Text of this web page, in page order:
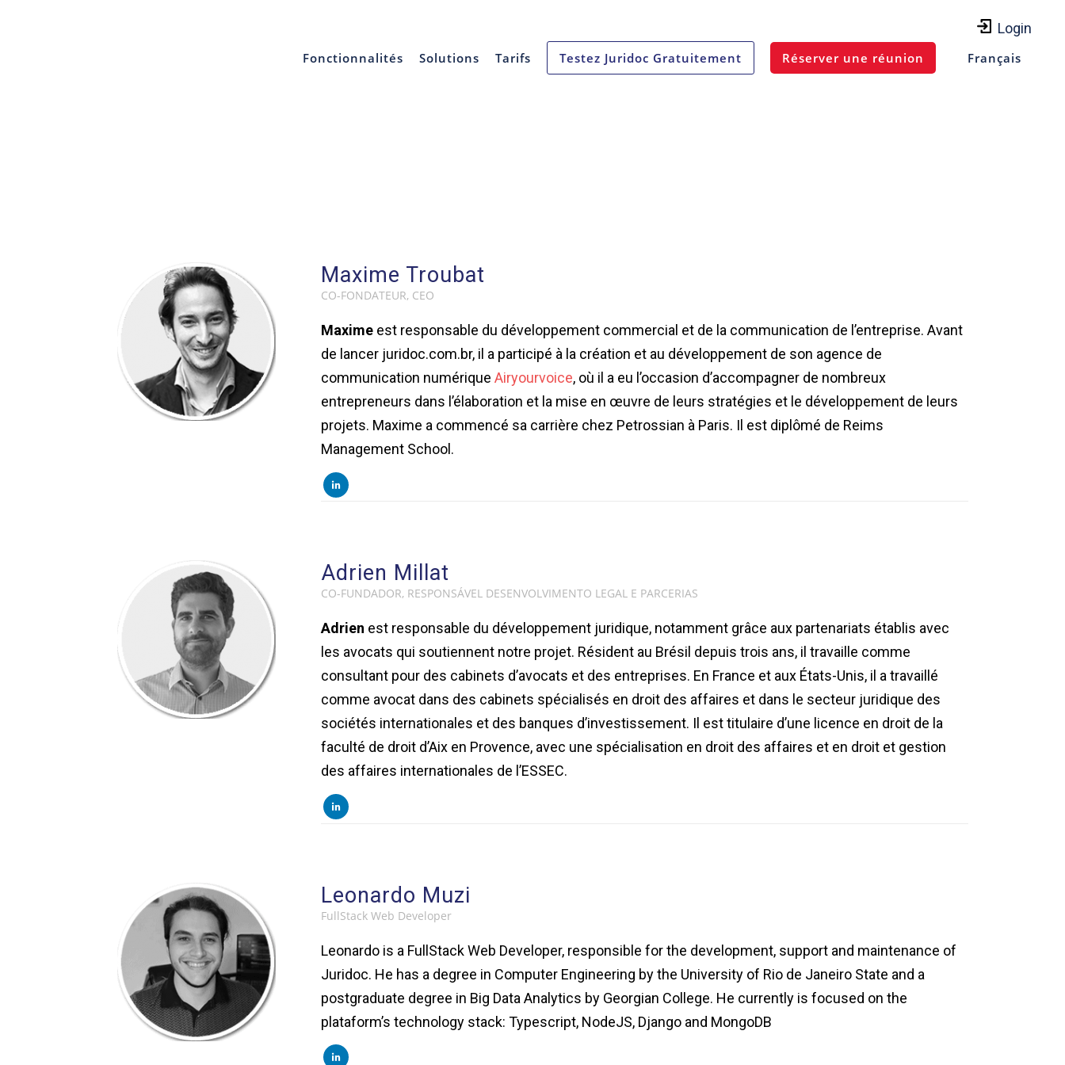
Login
Fonctionnalités Solutions Tarifs Testez Juridoc Gratuitement Réserver une réunion Français
Maxime Troubat
CO-FONDATEUR, CEO
Maximeest responsable du développement commercial et de la communication de l’entreprise. Avant
de lancer juridoc.com.br, il a participé à la création et au développement de son agence de
communication numérique Airyourvoice, où il a eu l’occasion d’accompagner de nombreux
entrepreneurs dans l’élaboration et la mise en œuvre de leurs stratégies et le développement de leurs
projets. Maxime a commencé sa carrière chez Petrossian à Paris. Il est diplômé de Reims
Management School.
Adrien Millat
CO-FUNDADOR, RESPONSÁVEL DESENVOLVIMENTO LEGAL E PARCERIAS
Adrien est responsable du développement juridique, notamment grâce aux partenariats établis avec
les avocats qui soutiennent notre projet. Résident au Brésil depuis trois ans, il travaille comme
consultant pour des cabinets d’avocats et des entreprises. En France et aux États-Unis, il a travaillé
comme avocat dans des cabinets spécialisés en droit des affaires et dans le secteur juridique des
sociétés internationales et des banques d’investissement. Il est titulaire d’une licence en droit de la
faculté de droit d’Aix en Provence, avec une spécialisation en droit des affaires et en droit et gestion
des affaires internationales de l’ESSEC.
Leonardo Muzi
FullStack Web Developer
Leonardo is a FullStack Web Developer, responsible for the development, support and maintenance of
Juridoc. He has a degree in Computer Engineering by the University of Rio de Janeiro State and a
postgraduate degree in Big Data Analytics by Georgian College. He currently is focused on the
plataform’s technology stack: Typescript, NodeJS, Django and MongoDB